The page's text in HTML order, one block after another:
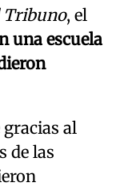
Tribuno, el
una escuela
al
de las